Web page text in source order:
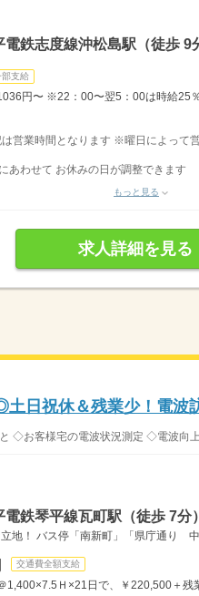
鉄志度線沖松島駅（徒歩 9
部支給
円〜 ※22：00〜翌5：00は時給25
営業時間となります ※曜日によって
あわせて お休みの日が調整できます
もっと見る
求人詳細を見る
土日祝休＆残業少！電波
◇お客様宅の電波状況測定 ◇電波向
鉄琴平線瓦町駅（徒歩 7分）
地！ バス停「南新町」「県庁通り 中
交通費全額支給
1,400×7.5Ｈ×21日で、￥220,500＋残